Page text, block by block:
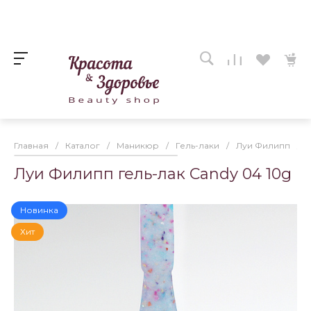
Главная / Каталог / Маникюр / Гель-лаки / Луи Филипп
Луи Филипп гель-лак Candy 04 10g
Новинка
Хит